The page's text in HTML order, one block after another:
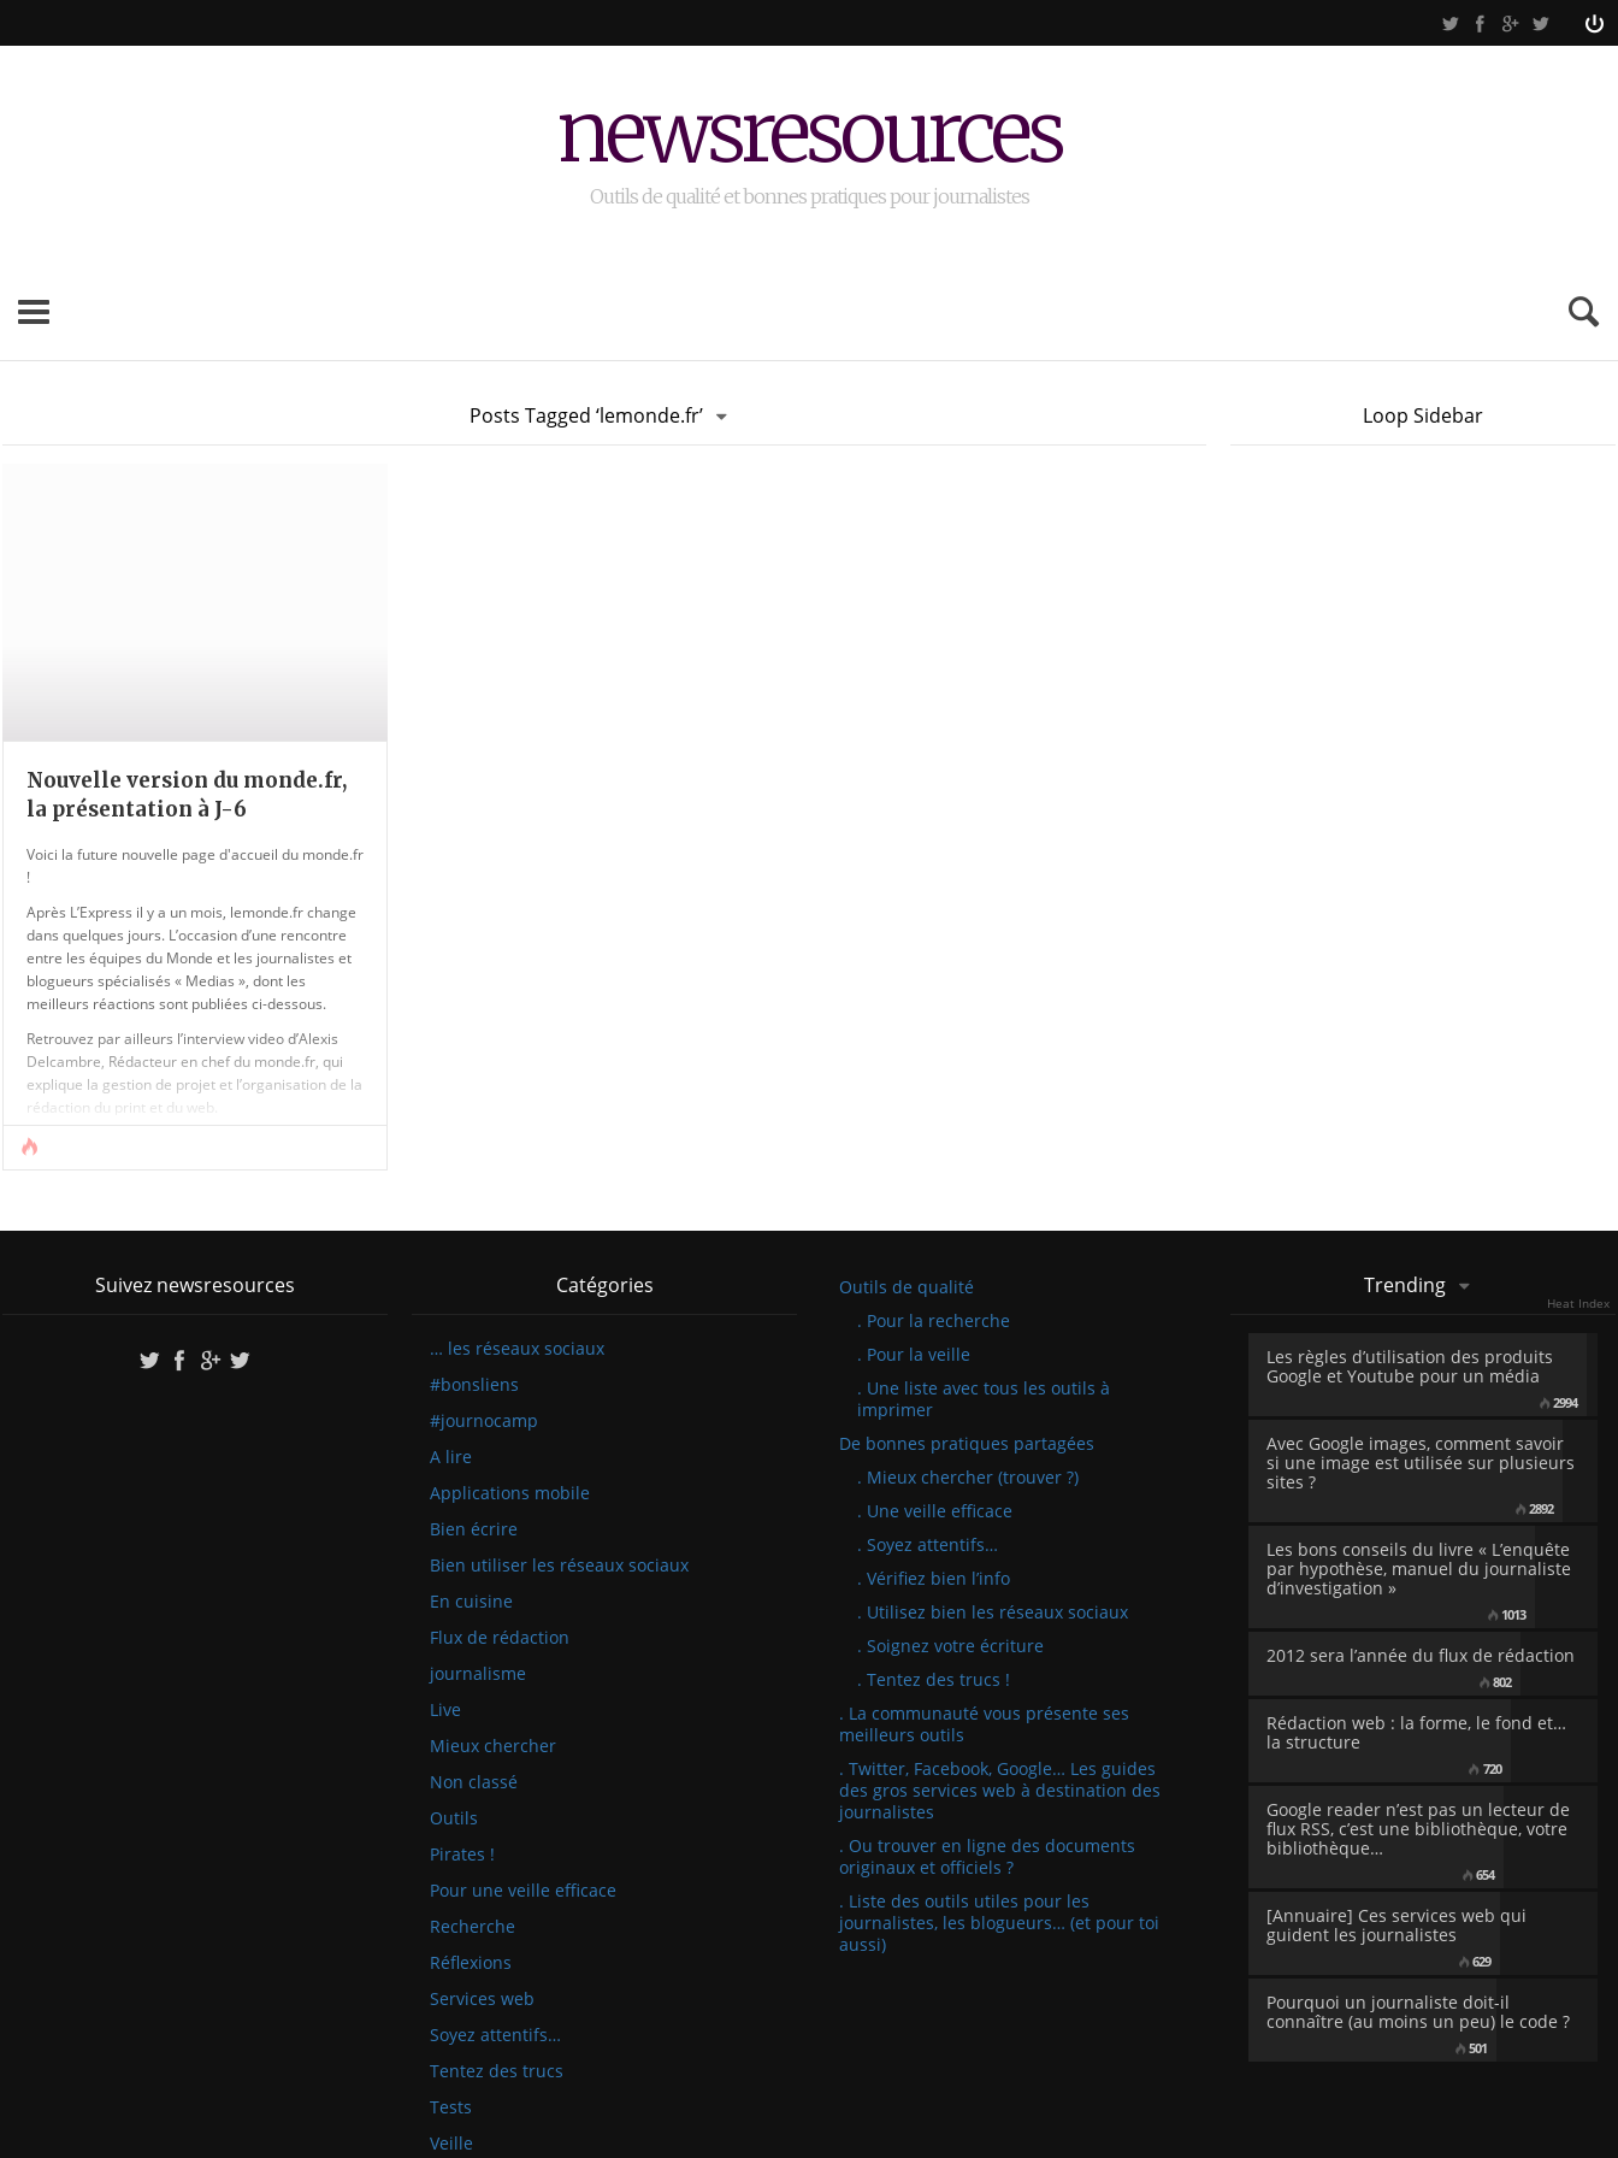
newsresources
Outils de qualité et bonnes pratiques pour journalistes
Posts Tagged ‘lemonde.fr’
Nouvelle version du monde.fr,
la présentation à J-6
Voici la future nouvelle page d'accueil du monde.fr
!
Après L’Express il y a un mois, lemonde.fr change
dans quelques jours. L’occasion d’une rencontre
entre les équipes du Monde et les journalistes et
blogueurs spécialisés « Medias », dont les
meilleurs réactions sont publiées ci-dessous.
Retrouvez par ailleurs l’interview video d’Alexis
Delcambre, Rédacteur en chef du monde.fr, qui
explique la gestion de projet et l’organisation de la
rédaction du print et du web.
[View the story « Nouvelle version du monde.fr » on
Storify]
Loop Sidebar
Suivez newsresources Catégories
… les réseaux sociaux
#bonsliens
#journocamp
A lire
Applications mobile
Bien écrire
Bien utiliser les réseaux sociaux
En cuisine
Flux de rédaction
journalisme
Live
Mieux chercher
Non classé
Outils
Pirates !
Pour une veille efficace
Recherche
Réflexions
Services web
Soyez attentifs…
Tentez des trucs
Tests
Veille
Outils de qualité
. Pour la recherche
. Pour la veille
. Une liste avec tous les outils à
imprimer
De bonnes pratiques partagées
. Mieux chercher (trouver ?)
. Une veille efficace
. Soyez attentifs…
. Vérifiez bien l’info
. Utilisez bien les réseaux sociaux
. Soignez votre écriture
. Tentez des trucs !
. La communauté vous présente ses
meilleurs outils
. Twitter, Facebook, Google… Les guides
des gros services web à destination des
journalistes
. Ou trouver en ligne des documents
originaux et officiels ?
. Liste des outils utiles pour les
journalistes, les blogueurs… (et pour toi
aussi)
Trending
Heat Index
Les règles d’utilisation des produits
Google et Youtube pour un média
2994
Avec Google images, comment savoir
si une image est utilisée sur plusieurs
sites ?
2892
Les bons conseils du livre « L’enquête
par hypothèse, manuel du journaliste
d’investigation »
1013
2012 sera l’année du flux de rédaction
802
Rédaction web : la forme, le fond et…
la structure
720
Google reader n’est pas un lecteur de
flux RSS, c’est une bibliothèque, votre
bibliothèque…
654
[Annuaire] Ces services web qui
guident les journalistes
629
Pourquoi un journaliste doit-il
connaître (au moins un peu) le code ?
501